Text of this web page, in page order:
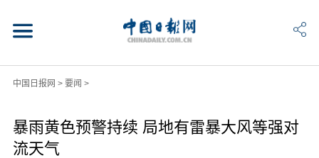
中国日报网 > 要闻 >
暴雨黄色预警持续 局地有雷暴大风等强对
流天气